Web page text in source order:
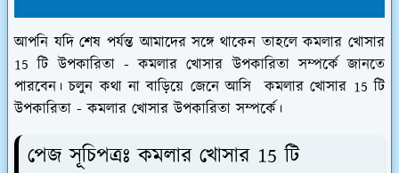
আপনি যদি শেষ পর্যন্ত আমাদের সঙ্গে থাকেন তাহলে কমলার খোসার
15 টি উপকারিতা - কমলার খোসার উপকারিতা সম্পর্কে জানতে
পারবেন। চলুন কথা না বাড়িয়ে জেনে আসি কমলার খোসার 15 টি
উপকারিতা - কমলার খোসার উপকারিতা সম্পর্কে।
পেজ সূচিপত্রঃ কমলার খোসার 15 টি